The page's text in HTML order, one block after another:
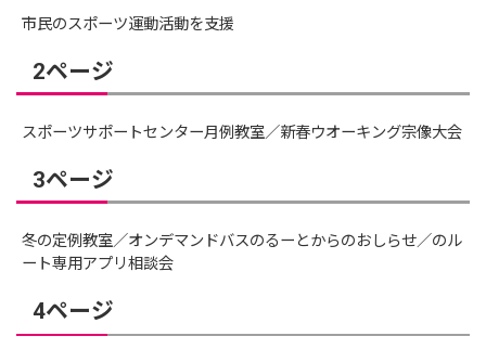
市民のスポーツ運動活動を支援
2ページ
スポーツサポートセンター月例教室／新春ウオーキング宗像大会
3ページ
冬の定例教室／オンデマンドバスのるーとからのおしらせ／のル
ート専用アプリ相談会
4ページ